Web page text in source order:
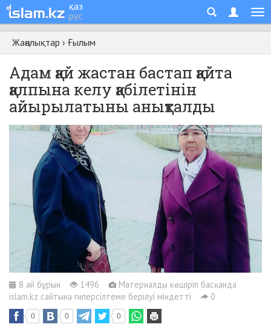
қаз
рус
Жаңалықтар › Ғылым
Адам қай жастан бастап қайта
қалпына келу қабілетінін
айырылатыны анықталды
8 ай бұрын 1496
Материалды көшіріп басқанда
islam.kz сайтына гиперсілтеме берілуі міндетті
0
0 0 0